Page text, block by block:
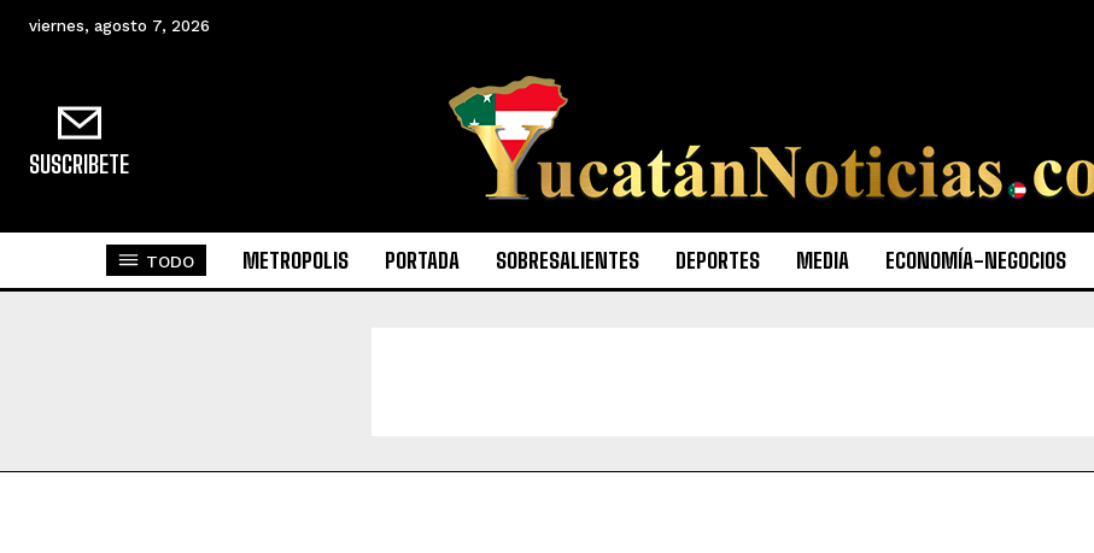
viernes, agosto 7, 2026
SUSCRIBETE
TODO METROPOLIS PORTADA SOBRESALIENTES DEPORTES MEDIA ECONOMÍA-NEGOCIOS